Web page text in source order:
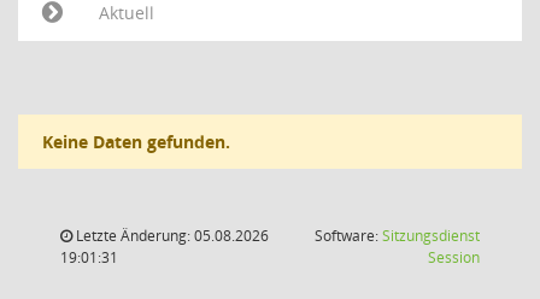
Aktuell
Keine Daten gefunden.
Letzte Änderung: 05.08.2026
19:01:31
Software:Sitzungsdienst
Session(Wird in